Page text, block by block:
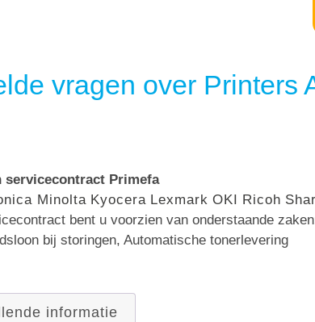
vragen over Printers
servicecontract Primefa
Minolta Kyocera Lexmark OKI Ricoh
bent u voorzien van onderstaande
bij storingen, Automatische tonerlevering
informatie